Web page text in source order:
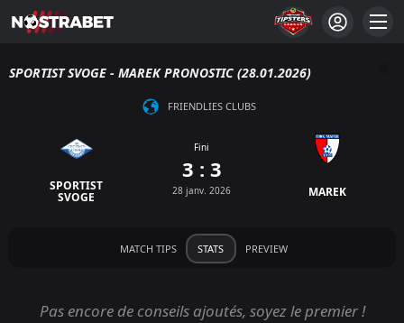
SPORTIST SVOGE - MAREK PRONOSTIC (28.01.2026)
FRIENDLIES CLUBS
SPORTIST
SVOGE
Fini
3 : 3
28 janv. 2026 MAREK
MATCH TIPS STATS PREVIEW
Pas encore de conseils ajoutés, soyez le premier !